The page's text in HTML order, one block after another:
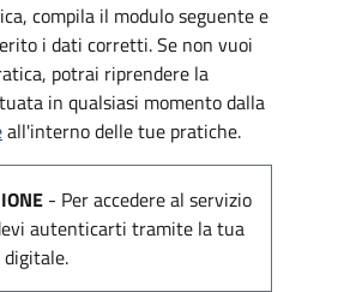
compila il modulo seguente e
i dati corretti. Se non vuoi
potrai riprendere la
in qualsiasi momento dalla
all'interno delle tue pratiche.
- Per accedere al servizio
autenticarti tramite la tua